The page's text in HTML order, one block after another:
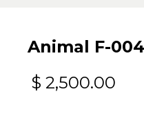
Animal F-
$ 2,500.00